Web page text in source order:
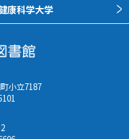
康科学大学
小立7187